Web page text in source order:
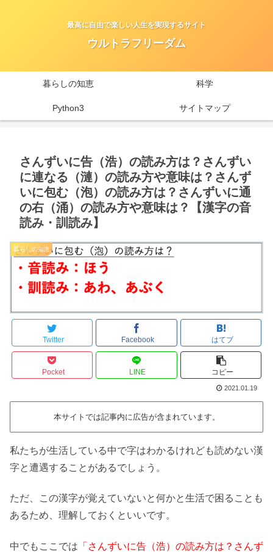
最高に自由で楽しい人生を実現するサイト
ウルトラフリーダム
暮らしの知恵 科学
Python3 サイトマップ
さんずいに告（浩）の読み方は？さんずい
に連なる（漣）の読み方や意味は？さんず
いに包む（泡）の読み方は？さんずいに通
の右（涌）の読み方や意味は？【漢字の音
読み・訓読み】
暮らしの知恵
Twitter Facebook はてブ
Pocket LINE コピー
2021.01.19
本サイトでは記事内に広告が含まれています。
私たちが生活している中で字はわかるけれども読めない漢
字と遭遇することがあるでしょう。
ただ、この漢字が覚えていないと何かと生活で困ることも
あるため、理解しておくといいです。
中でもここでは 「さんずいに告（浩）の読み方は？さんず